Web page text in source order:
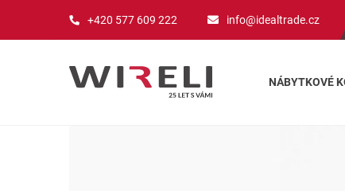
+420 577 609 222 info@idealtrade.cz
NÁBYTKOVÉ